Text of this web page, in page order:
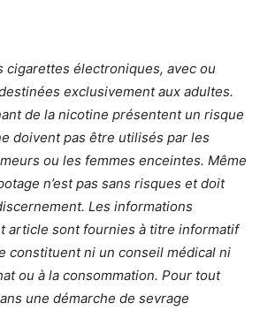
cigarettes électroniques, avec ou
exclusivement aux adultes.
de la nicotine présentent un risque
doivent pas être utilisés par les
ou les femmes enceintes. Même
n’est pas sans risques et doit
Les informations
article sont fournies à titre informatif
constituent ni un conseil médical ni
ou à la consommation. Pour tout
une démarche de sevrage